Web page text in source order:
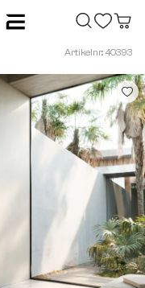
Artikelnr.: 40393